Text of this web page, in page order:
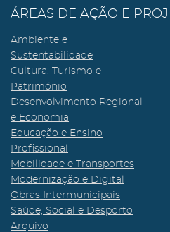
ÁREAS DE AÇÃO E
Ambiente e
Sustentabilidade
Cultura, Turismo e
Património
Desenvolvimento Regional
e Economia
Educação e Ensino
Profissional
Mobilidade e Transportes
Modernização e Digital
Obras Intermunicipais
Saúde, Social e Desporto
Arquivo